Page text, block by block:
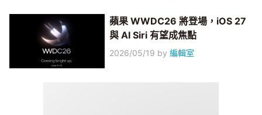
蘋果 WWDC26 將登場，iOS 27
與 AI Siri 有望成焦點
2026/05/19 by編輯室